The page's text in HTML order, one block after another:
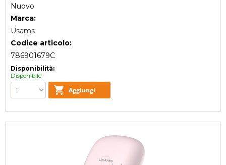
Nuovo
Marca:
Usams
Codice articolo:
786901679C
Disponibilità:
Disponibile